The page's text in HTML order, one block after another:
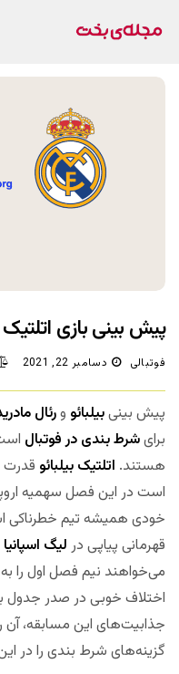
پیش بینی بازی اتلتیک
فوتبالی دسامبر 22, 2021
پیش بینیبیلبائو ورئال
برایشرط بندی در فوتبال
هستند. اتلتیک بیلبائو قدرت
است در این فصل سهمیه
خودی همیشه تیم خطرناکی
قهرمانی پیاپی در لیگ اسپانیا
می‌خواهند نیم فصل اول را
اختلاف خوبی در صدر جدول
جذابیت‌های این مسابقه، آن
گزینه‌های شرط بندی را در